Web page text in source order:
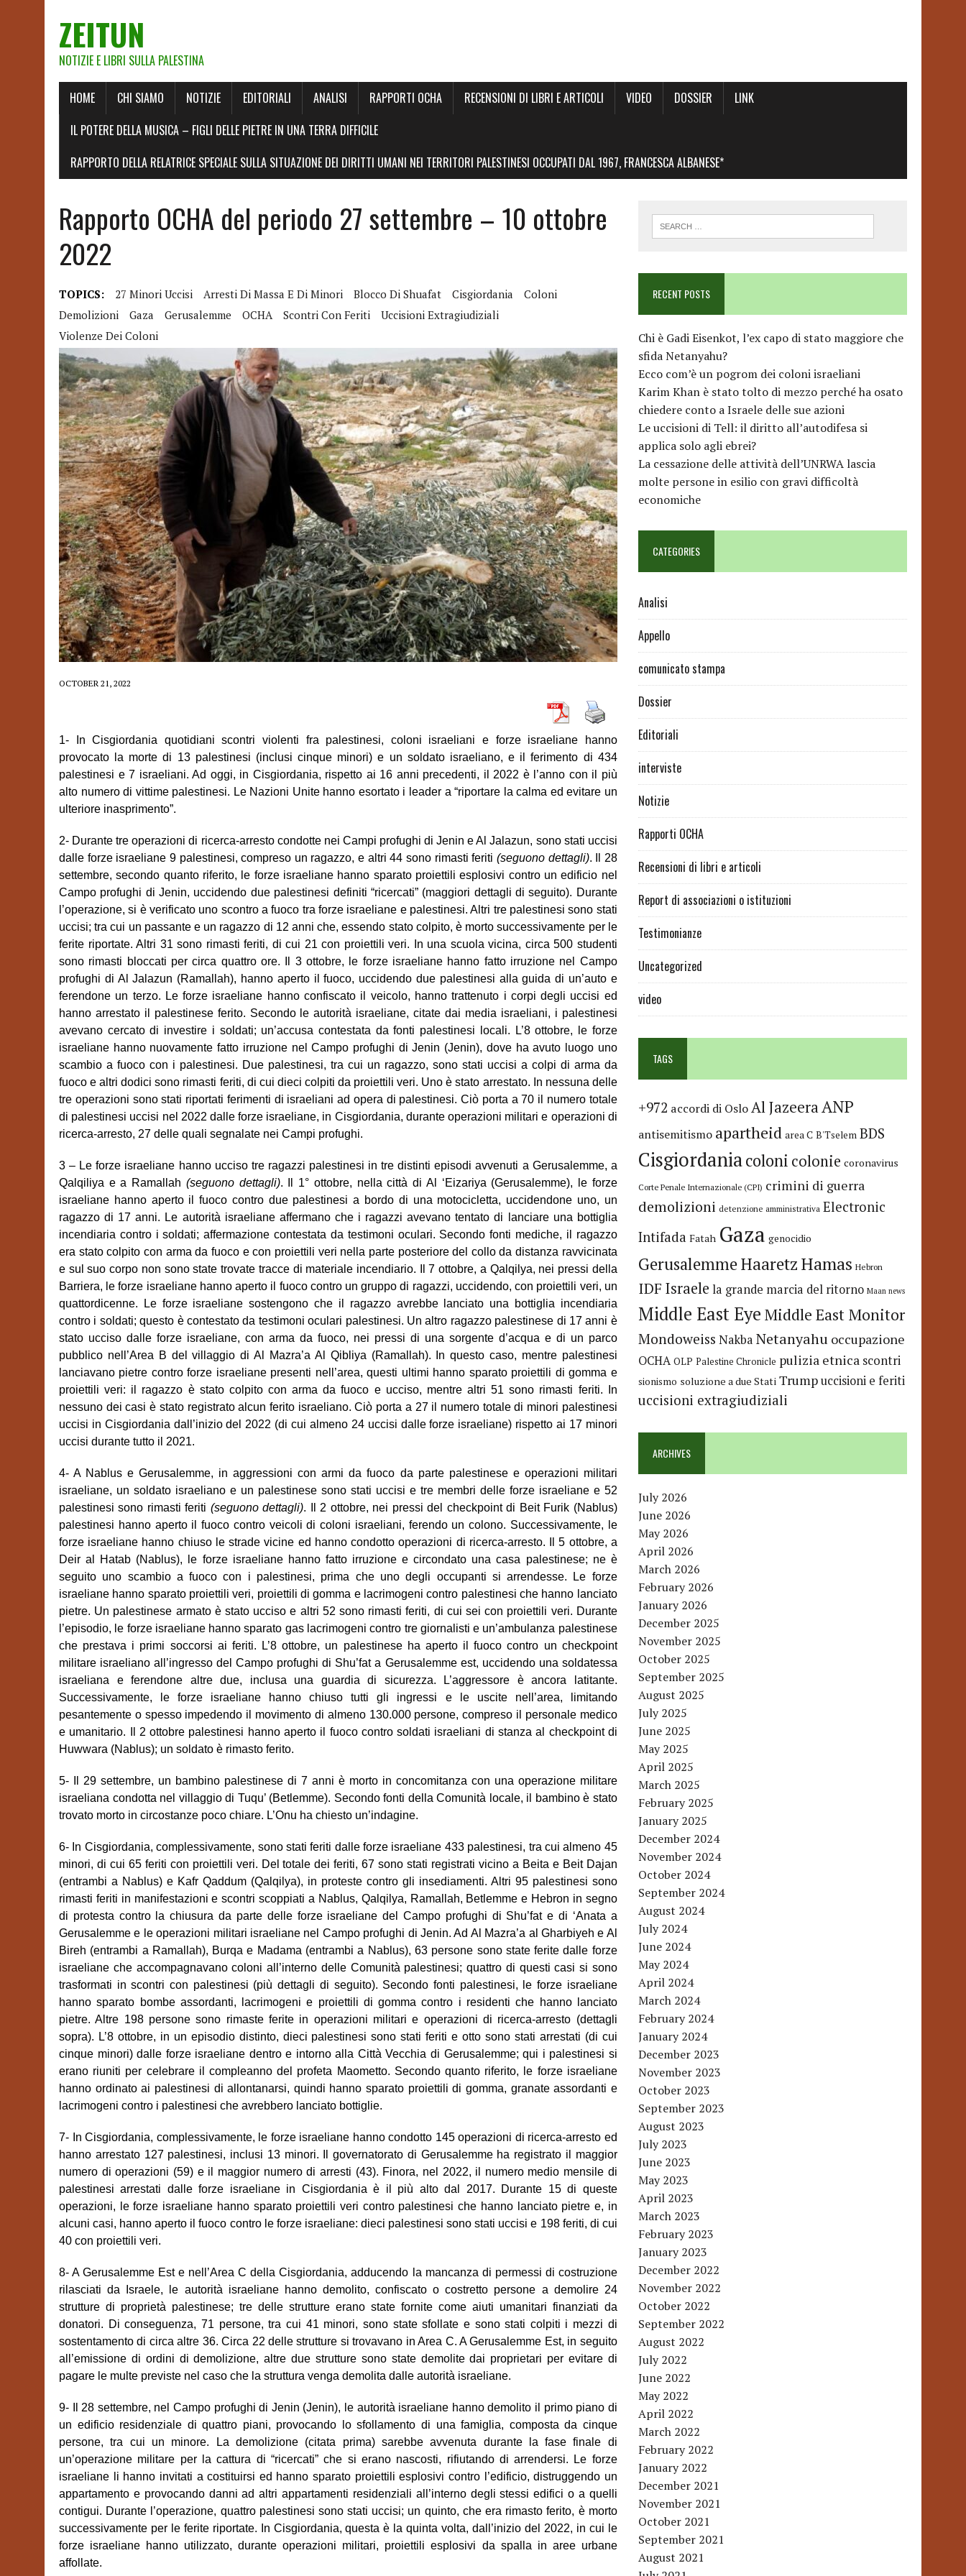
ZEITUN
NOTIZIE E LIBRI SULLA PALESTINA
HOME CHI SIAMO NOTIZIE EDITORIALI ANALISI RAPPORTI OCHA RECENSIONI DI LIBRI E ARTICOLI VIDEO DOSSIER
LINK
IL POTERE DELLA MUSICA – FIGLI DELLE PIETRE IN UNA TERRA DIFFICILE
RAPPORTO DELLA RELATRICE SPECIALE SULLA SITUAZIONE DEI DIRITTI UMANI NEI TERRITORI PALESTINESI OCCUPATI DAL 1967, FRANCESCA ALBANESE*
Rapporto OCHA del periodo 27 settembre – 10 ottobre
2022
TOPICS: 27 Minori Uccisi Arresti Di Massa E Di Minori Blocco Di Shuafat Cisgiordania
Coloni
Demolizioni
Gaza Gerusalemme OCHA Scontri Con Feriti
Uccisioni Extragiudiziali
Violenze Dei Coloni
OCTOBER 21, 2022
1- In Cisgiordania quotidiani scontri violenti fra palestinesi, coloni israeliani e forze israeliane hanno
provocato la morte di 13 palestinesi (inclusi cinque minori) e un soldato israeliano, e il ferimento di 434
palestinesi e 7 israeliani. Ad oggi, in Cisgiordania, rispetto ai 16 anni precedenti, il 2022 è l’anno con il più
alto numero di vittime palestinesi. Le Nazioni Unite hanno esortato i leader a “riportare la calma ed evitare un
ulteriore inasprimento”.
2- Durante tre operazioni di ricerca-arresto condotte nei Campi profughi di Jenin e Al Jalazun, sono stati uccisi
dalle forze israeliane 9 palestinesi, compreso un ragazzo, e altri 44 sono rimasti feriti (seguono dettagli). Il 28
settembre, secondo quanto riferito, le forze israeliane hanno sparato proiettili esplosivi contro un edificio nel
Campo profughi di Jenin, uccidendo due palestinesi definiti “ricercati” (maggiori dettagli di seguito). Durante
l’operazione, si è verificato uno scontro a fuoco tra forze israeliane e palestinesi. Altri tre palestinesi sono stati
uccisi; tra cui un passante e un ragazzo di 12 anni che, essendo stato colpito, è morto successivamente per le
ferite riportate. Altri 31 sono rimasti feriti, di cui 21 con proiettili veri. In una scuola vicina, circa 500 studenti
sono rimasti bloccati per circa quattro ore. Il 3 ottobre, le forze israeliane hanno fatto irruzione nel Campo
profughi di Al Jalazun (Ramallah), hanno aperto il fuoco, uccidendo due palestinesi alla guida di un’auto e
ferendone un terzo. Le forze israeliane hanno confiscato il veicolo, hanno trattenuto i corpi degli uccisi ed
hanno arrestato il palestinese ferito. Secondo le autorità israeliane, citate dai media israeliani, i palestinesi
avevano cercato di investire i soldati; un’accusa contestata da fonti palestinesi locali. L’8 ottobre, le forze
israeliane hanno nuovamente fatto irruzione nel Campo profughi di Jenin (Jenin), dove ha avuto luogo uno
scambio a fuoco con i palestinesi. Due palestinesi, tra cui un ragazzo, sono stati uccisi a colpi di arma da
fuoco e altri dodici sono rimasti feriti, di cui dieci colpiti da proiettili veri. Uno è stato arrestato. In nessuna delle
tre operazioni sono stati riportati ferimenti di israeliani ad opera di palestinesi. Ciò porta a 70 il numero totale
di palestinesi uccisi nel 2022 dalle forze israeliane, in Cisgiordania, durante operazioni militari e operazioni di
ricerca-arresto, 27 delle quali segnalate nei Campi profughi.
3 – Le forze israeliane hanno ucciso tre ragazzi palestinesi in tre distinti episodi avvenuti a Gerusalemme, a
Qalqiliya e a Ramallah (seguono dettagli). Il 1° ottobre, nella città di Al ‘Eizariya (Gerusalemme), le forze
israeliane hanno aperto il fuoco contro due palestinesi a bordo di una motocicletta, uccidendone uno, un
ragazzo di 17 anni. Le autorità israeliane affermano che i ragazzi avevano tentato di lanciare una bottiglia
incendiaria contro i soldati; affermazione contestata da testimoni oculari. Secondo fonti mediche, il ragazzo
era stato colpito con arma da fuoco e con proiettili veri nella parte posteriore del collo da distanza ravvicinata
e sul suo corpo non sono state trovate tracce di materiale incendiario. Il 7 ottobre, a Qalqilya, nei pressi della
Barriera, le forze israeliane hanno aperto il fuoco contro un gruppo di ragazzi, uccidendo, con proiettili veri, un
quattordicenne. Le forze israeliane sostengono che il ragazzo avrebbe lanciato una bottiglia incendiaria
contro i soldati; questo è contestato da testimoni oculari palestinesi. Un altro ragazzo palestinese di 17 anni è
stato ucciso dalle forze israeliane, con arma da fuoco, nei pressi di una sorgente d’acqua e di un parco
pubblico nell’Area B del villaggio di Al Mazra’a Al Qibliya (Ramallah). In questo caso, mentre palestinesi
lanciavano pietre contro forze israeliane presenti nell’area, questi ultimi hanno sparato proiettili di gomma e
proiettili veri: il ragazzo è stato colpito con arma da fuoco e ucciso, mentre altri 51 sono rimasti feriti. In
nessuno dei casi è stato registrato alcun ferito israeliano. Ciò porta a 27 il numero totale di minori palestinesi
uccisi in Cisgiordania dall’inizio del 2022 (di cui almeno 24 uccisi dalle forze israeliane) rispetto ai 17 minori
uccisi durante tutto il 2021.
4- A Nablus e Gerusalemme, in aggressioni con armi da fuoco da parte palestinese e operazioni militari
israeliane, un soldato israeliano e un palestinese sono stati uccisi e tre membri delle forze israeliane e 52
palestinesi sono rimasti feriti (seguono dettagli). Il 2 ottobre, nei pressi del checkpoint di Beit Furik (Nablus)
palestinesi hanno aperto il fuoco contro veicoli di coloni israeliani, ferendo un colono. Successivamente, le
forze israeliane hanno chiuso le strade vicine ed hanno condotto operazioni di ricerca-arresto. Il 5 ottobre, a
Deir al Hatab (Nablus), le forze israeliane hanno fatto irruzione e circondato una casa palestinese; ne è
seguito uno scambio a fuoco con i palestinesi, prima che uno degli occupanti si arrendesse. Le forze
israeliane hanno sparato proiettili veri, proiettili di gomma e lacrimogeni contro palestinesi che hanno lanciato
pietre. Un palestinese armato è stato ucciso e altri 52 sono rimasti feriti, di cui sei con proiettili veri. Durante
l’episodio, le forze israeliane hanno sparato gas lacrimogeni contro tre giornalisti e un’ambulanza palestinese
che prestava i primi soccorsi ai feriti. L’8 ottobre, un palestinese ha aperto il fuoco contro un checkpoint
militare israeliano all’ingresso del Campo profughi di Shu’fat a Gerusalemme est, uccidendo una soldatessa
israeliana e ferendone altre due, inclusa una guardia di sicurezza. L’aggressore è ancora latitante.
Successivamente, le forze israeliane hanno chiuso tutti gli ingressi e le uscite nell’area, limitando
pesantemente o spesso impedendo il movimento di almeno 130.000 persone, compreso il personale medico
e umanitario. Il 2 ottobre palestinesi hanno aperto il fuoco contro soldati israeliani di stanza al checkpoint di
Huwwara (Nablus); un soldato è rimasto ferito.
5- Il 29 settembre, un bambino palestinese di 7 anni è morto in concomitanza con una operazione militare
israeliana condotta nel villaggio di Tuqu’ (Betlemme). Secondo fonti della Comunità locale, il bambino è stato
trovato morto in circostanze poco chiare. L’Onu ha chiesto un’indagine.
6- In Cisgiordania, complessivamente, sono stati feriti dalle forze israeliane 433 palestinesi, tra cui almeno 45
minori, di cui 65 feriti con proiettili veri. Del totale dei feriti, 67 sono stati registrati vicino a Beita e Beit Dajan
(entrambi a Nablus) e Kafr Qaddum (Qalqilya), in proteste contro gli insediamenti. Altri 95 palestinesi sono
rimasti feriti in manifestazioni e scontri scoppiati a Nablus, Qalqilya, Ramallah, Betlemme e Hebron in segno
di protesta contro la chiusura da parte delle forze israeliane del Campo profughi di Shu’fat e di ‘Anata a
Gerusalemme e le operazioni militari israeliane nel Campo profughi di Jenin. Ad Al Mazra’a al Gharbiyeh e Al
Bireh (entrambi a Ramallah), Burqa e Madama (entrambi a Nablus), 63 persone sono state ferite dalle forze
israeliane che accompagnavano coloni all’interno delle Comunità palestinesi; quattro di questi casi si sono
trasformati in scontri con palestinesi (più dettagli di seguito). Secondo fonti palestinesi, le forze israeliane
hanno sparato bombe assordanti, lacrimogeni e proiettili di gomma contro i residenti che hanno lanciato
pietre. Altre 198 persone sono rimaste ferite in operazioni militari e operazioni di ricerca-arresto (dettagli
sopra). L’8 ottobre, in un episodio distinto, dieci palestinesi sono stati feriti e otto sono stati arrestati (di cui
cinque minori) dalle forze israeliane dentro e intorno alla Città Vecchia di Gerusalemme; qui i palestinesi si
erano riuniti per celebrare il compleanno del profeta Maometto. Secondo quanto riferito, le forze israeliane
hanno ordinato ai palestinesi di allontanarsi, quindi hanno sparato proiettili di gomma, granate assordanti e
lacrimogeni contro i palestinesi che avrebbero lanciato bottiglie.
7- In Cisgiordania, complessivamente, le forze israeliane hanno condotto 145 operazioni di ricerca-arresto ed
hanno arrestato 127 palestinesi, inclusi 13 minori. Il governatorato di Gerusalemme ha registrato il maggior
numero di operazioni (59) e il maggior numero di arresti (43). Finora, nel 2022, il numero medio mensile di
palestinesi arrestati dalle forze israeliane in Cisgiordania è il più alto dal 2017. Durante 15 di queste
operazioni, le forze israeliane hanno sparato proiettili veri contro palestinesi che hanno lanciato pietre e, in
alcuni casi, hanno aperto il fuoco contro le forze israeliane: dieci palestinesi sono stati uccisi e 198 feriti, di cui
40 con proiettili veri.
8- A Gerusalemme Est e nell’Area C della Cisgiordania, adducendo la mancanza di permessi di costruzione
rilasciati da Israele, le autorità israeliane hanno demolito, confiscato o costretto persone a demolire 24
strutture di proprietà palestinese; tre delle strutture erano state fornite come aiuti umanitari finanziati da
donatori. Di conseguenza, 71 persone, tra cui 41 minori, sono state sfollate e sono stati colpiti i mezzi di
sostentamento di circa altre 36. Circa 22 delle strutture si trovavano in Area C. A Gerusalemme Est, in seguito
all’emissione di ordini di demolizione, altre due strutture sono state demolite dai proprietari per evitare di
pagare le multe previste nel caso che la struttura venga demolita dalle autorità israeliane.
9- Il 28 settembre, nel Campo profughi di Jenin (Jenin), le autorità israeliane hanno demolito il primo piano di
un edificio residenziale di quattro piani, provocando lo sfollamento di una famiglia, composta da cinque
persone, tra cui un minore. La demolizione (citata prima) sarebbe avvenuta durante la fase finale di
un’operazione militare per la cattura di “ricercati” che si erano nascosti, rifiutando di arrendersi. Le forze
israeliane li hanno invitati a costituirsi ed hanno sparato proiettili esplosivi contro l’edificio, distruggendo un
appartamento e provocando danni ad altri appartamenti residenziali all’interno degli stessi edifici o a quelli
contigui. Durante l’operazione, quattro palestinesi sono stati uccisi; un quinto, che era rimasto ferito, è morto
successivamente per le ferite riportate. In Cisgiordania, questa è la quinta volta, dall’inizio del 2022, in cui le
forze israeliane hanno utilizzato, durante operazioni militari, proiettili esplosivi da spalla in aree urbane
affollate.
RECENT POSTS
Chi è Gadi Eisenkot, l’ex capo di stato maggiore che
sfida Netanyahu?
Ecco com’è un pogrom dei coloni israeliani
Karim Khan è stato tolto di mezzo perché ha osato
chiedere conto a Israele delle sue azioni
Le uccisioni di Tell: il diritto all’autodifesa si
applica solo agli ebrei?
La cessazione delle attività dell’UNRWA lascia
molte persone in esilio con gravi difficoltà
economiche
CATEGORIES
Analisi
Appello
comunicato stampa
Dossier
Editoriali
interviste
Notizie
Rapporti OCHA
Recensioni di libri e articoli
Report di associazioni o istituzioni
Testimonianze
Uncategorized
video
TAGS
+972 accordi di OsloAl JazeeraANP
antisemitismo apartheid area C B'Tselem BDS
Cisgiordaniacoloni colonie coronavirus
Corte Penale Internazionale (CPI) crimini di guerra
demolizioni detenzione amministrativa Electronic
Intifada Fatah Gaza genocidio
GerusalemmeHaaretzHamas Hebron
IDF Israele la grande marcia del ritorno Maan news
Middle East Eye Middle East Monitor
Mondoweiss Nakba Netanyahu occupazione
OCHA OLP Palestine Chronicle pulizia etnica scontri
sionismo soluzione a due Stati Trumpuccisioni e feriti
uccisioni extragiudiziali
ARCHIVES
July 2026
June 2026
May 2026
April 2026
March 2026
February 2026
January 2026
December 2025
November 2025
October 2025
September 2025
August 2025
July 2025
June 2025
May 2025
April 2025
March 2025
February 2025
January 2025
December 2024
November 2024
October 2024
September 2024
August 2024
July 2024
June 2024
May 2024
April 2024
March 2024
February 2024
January 2024
December 2023
November 2023
October 2023
September 2023
August 2023
July 2023
June 2023
May 2023
April 2023
March 2023
February 2023
January 2023
December 2022
November 2022
October 2022
September 2022
August 2022
July 2022
June 2022
May 2022
April 2022
March 2022
February 2022
January 2022
December 2021
November 2021
October 2021
September 2021
August 2021